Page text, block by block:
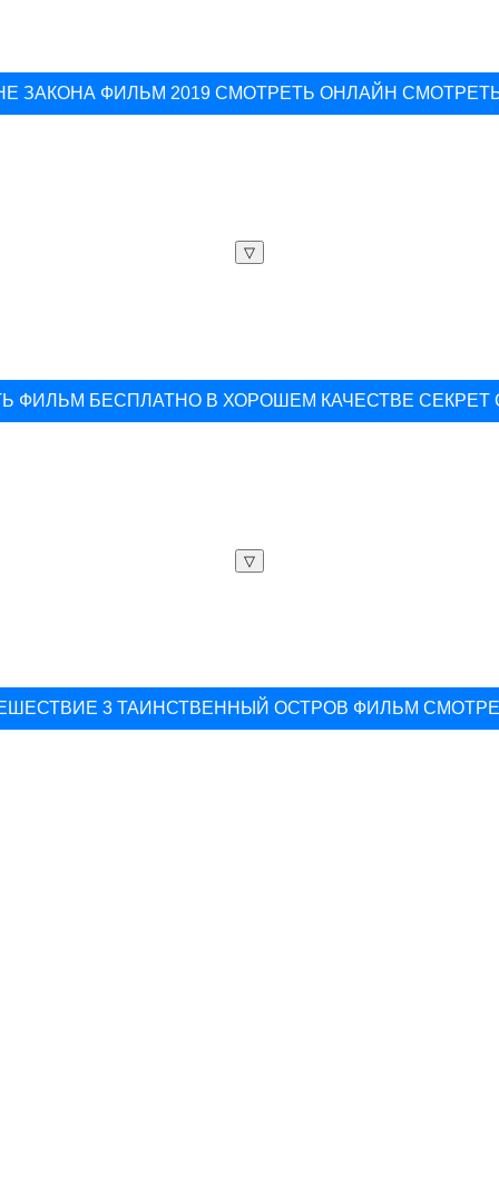
ЗАКОНА ФИЛЬМ 2019 СМОТРЕТЬ ОНЛАЙН
▽
ФИЛЬМ БЕСПЛАТНО В ХОРОШЕМ КАЧЕСТВЕ СЕКРЕТ
▽
3 ТАИНСТВЕННЫЙ ОСТРОВ ФИЛЬМ